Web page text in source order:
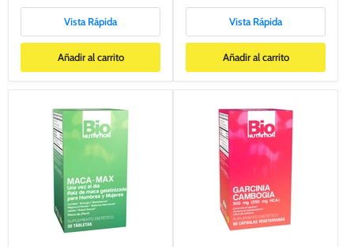
Vista Rápida
Añadir al carrito
Vista Rápida
Añadir al carrito